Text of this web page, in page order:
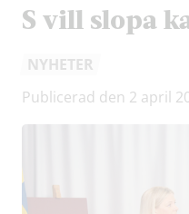
S vill slopa
NYHETER
Publicerad den 2 april